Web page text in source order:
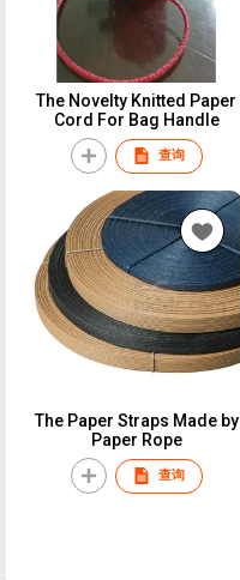
The Novelty Knitted Paper
Cord For Bag Handle
查询
The Paper Straps Made by
Paper Rope
查询